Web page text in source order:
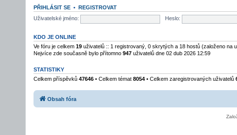
PŘIHLÁSIT SE • REGISTROVAT
Uživatelské jméno:
Heslo:
KDO JE ONLINE
Ve fóru je celkem 19 uživatelů :: 1 registrovaný, 0 skrytých a 18 hostů (založeno na
Nejvíce zde současně bylo přítomno 947 uživatelů dne 02 dub 2026 12:59
STATISTIKY
Celkem příspěvků 47646 • Celkem témat 8054 • Celkem zaregistrovaných uživatelů
Obsah fóra